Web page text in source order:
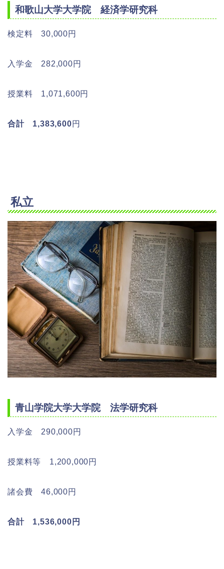
和歌山大学大学院 経済学研究科
検定料 30,000円
入学金 282,000円
授業料 1,071,600円
合計 1,383,600円
私立
青山学院大学大学院 法学研究科
入学金 290,000円
授業料等 1,200,000円
諸会費 46,000円
合計 1,536,000円